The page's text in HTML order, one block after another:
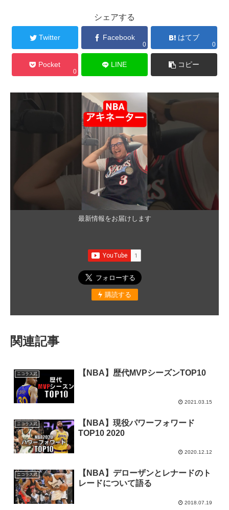
シェアする
Twitter Facebook
0
はてブ
0
Pocket
0
LINE コピー
最新情報をお届けします
購読する
関連記事
ニコラス武 【NBA】歴代MVPシーズンTOP10
2021.03.15
ニコラス武
【NBA】現役パワーフォワード
TOP10 2020
2020.12.12
ニコラス武
【NBA】デローザンとレナードのト
レードについて語る
2018.07.19